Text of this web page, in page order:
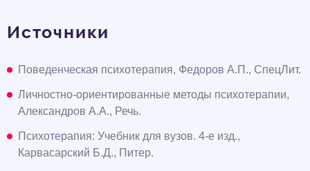
Источники
Поведенческая психотерапия, Федоров А.П., СпецЛит.
Личностно-ориентированные методы психотерапии,
Александров А.А., Речь.
Психотерапия: Учебник для вузов. 4-е изд.,
Карвасарский Б.Д., Питер.